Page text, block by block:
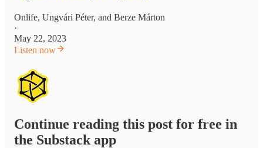
Onlife, Ungvári Péter, and Berze Márton
·
May 22, 2023
Listen now
Continue reading this post for free in
the Substack app